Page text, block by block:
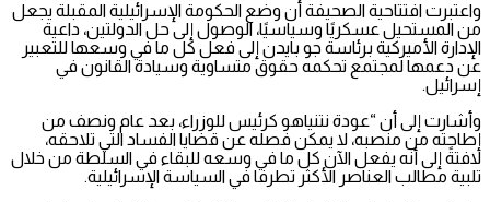
واعتبرت افتتاحية الصحيفة أن وضع الحكومة الإسرائيلية المقبلة يجعل
من المستحيل عسكريًا وسياسيًا، الوصول إلى حل الدولتين، داعية
الإدارة الأميركية برئاسة جو بايدن إلى فعل كل ما في وسعها للتعبير
عن دعمها لمجتمع تحكمه حقوق متساوية وسيادة القانون في
إسرائيل.
وأشارت إلى أن “عودة نتنياهو كرئيس للوزراء، بعد عام ونصف من
إطاحته من منصبه، لا يمكن فصله عن قضايا الفساد التي تلاحقه،
لافتةً إلى أنه يفعل الآن كل ما في وسعه للبقاء في السلطة من خلال
تلبية مطالب العناصر الأكثر تطرفا في السياسة الإسرائيلية.